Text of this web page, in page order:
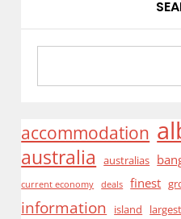
accommodation
australia australias
current economy deals finest
information island largest